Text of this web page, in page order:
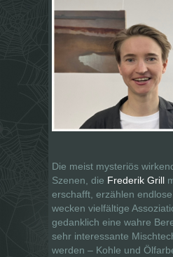
Die meist mysteriös
Szenen, die Frederik Grill
erschafft, erzählen
wecken vielfältige
gedanklich eine wahre
sehr interessante
werden – Kohle und